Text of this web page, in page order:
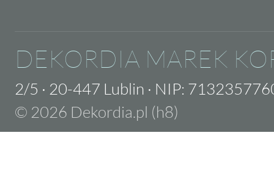
DEKORDIA MAREK
2/5 · 20-447 Lublin · NIP:
© 2026 Dekordia.pl (h8)